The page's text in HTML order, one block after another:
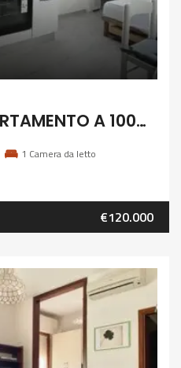
19V – VADA, APPARTAMENTO A 100M DAL MARE
1 Camera da letto
€120.000